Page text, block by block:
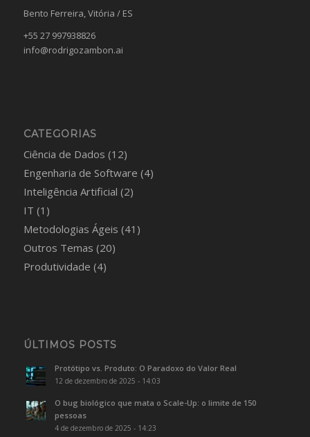
Bento Ferreira, Vitória / ES
+55 27 997938826
info@rodrigozambon.ai
CATEGORIAS
Ciência de Dados (12)
Engenharia de Software (4)
Inteligência Artificial (2)
IT (1)
Metodologias Ágeis (41)
Outros Temas (20)
Produtividade (4)
ÚLTIMOS POSTS
Protótipo vs. Produto: O Paradoxo do Valor Real
12 de dezembro de 2025 - 14:03
O bug biológico que mata o Scale-Up: o limite de 150
pessoas
4 de dezembro de 2025 - 14:23